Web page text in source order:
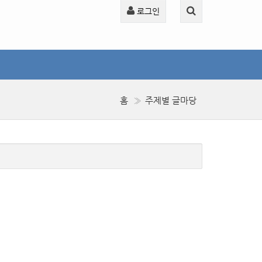
로그인
홈 주제별 글마당